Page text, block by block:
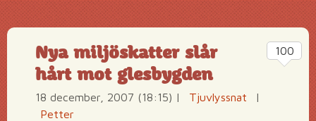
innehåll
Nya miljöskatter slår
hårt mot glesbygden
18 december, 2007 (18:15) | Tjuvlyssnat
|
Petter
100